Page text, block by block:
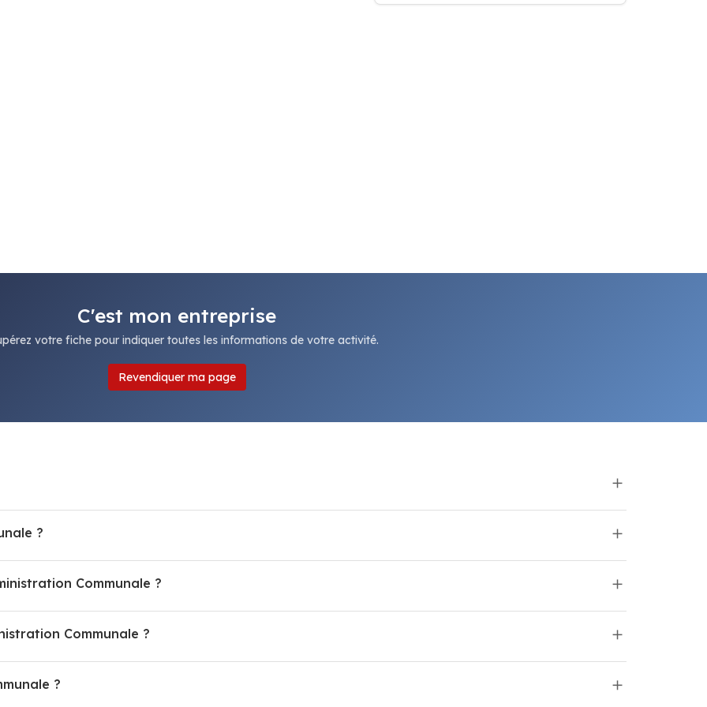
C'est mon entreprise
votre fiche pour indiquer toutes les informations de votre activité.
Revendiquer ma page
?
Communale ?
Communale ?
?